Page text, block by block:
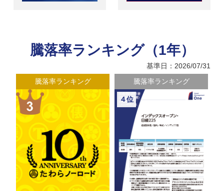
騰落率ランキング（1年）
基準日：2026/07/31
騰落率ランキング
騰落率ランキング
４位